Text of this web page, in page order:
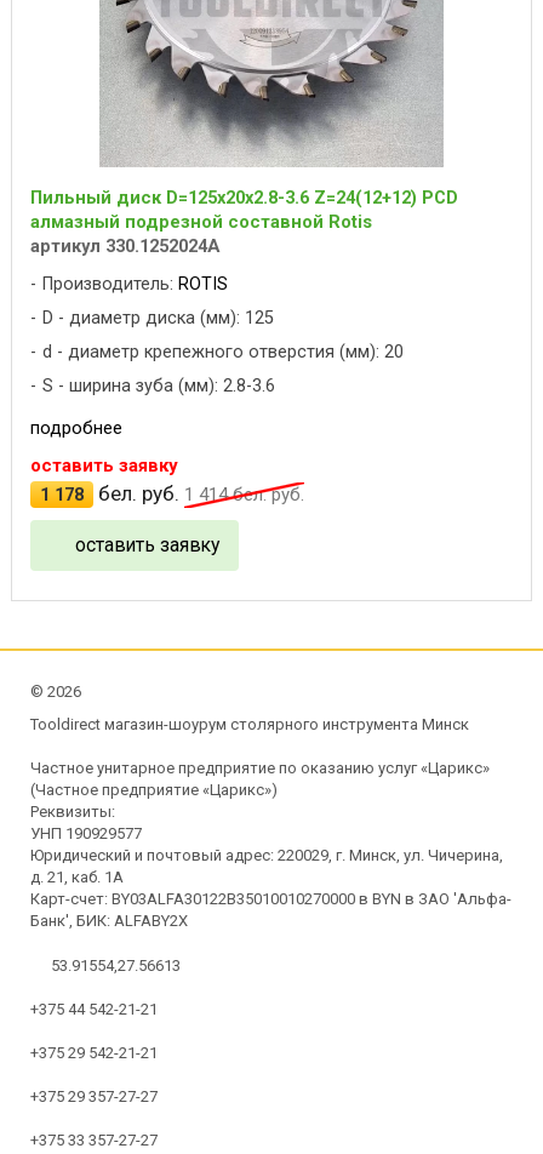
Пильный диск D=125x20x2.8-3.6 Z=24(12+12) PCD
алмазный подрезной составной Rotis
артикул 330.1252024A
Производитель: ROTIS
D - диаметр диска (мм): 125
d - диаметр крепежного отверстия (мм): 20
S - ширина зуба (мм): 2.8-3.6
подробнее
оставить заявку
1 178
бел. руб. 1 414бел. руб.
оставить заявку
© 2026
Tooldirect магазин-шоурум столярного инструмента Минск
Частное унитарное предприятие по оказанию услуг «Царикс»
(Частное предприятие «Царикс»)
Реквизиты:
УНП 190929577
Юридический и почтовый адрес: 220029, г. Минск, ул. Чичерина,
д. 21, каб. 1А
Карт-счет: BY03ALFA30122B35010010270000 в BYN в ЗАО 'Альфа-
Банк', БИК: ALFABY2X
53.91554,27.56613
+375 44 542-21-21
+375 29 542-21-21
+375 29 357-27-27
+375 33 357-27-27